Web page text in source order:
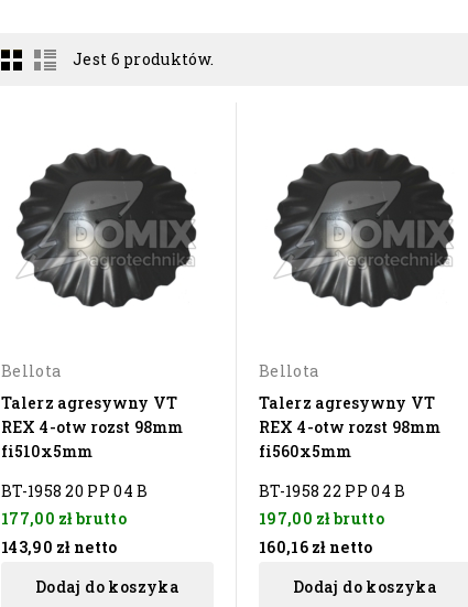
Jest 6 produktów.
Bellota
Talerz agresywny VT
REX 4-otw rozst 98mm
fi510x5mm
BT-1958 20 PP 04 B
177,00 złbrutto
143,90 zł netto
Dodaj do koszyka
Bellota
Talerz agresywny VT
REX 4-otw rozst 98mm
fi560x5mm
BT-1958 22 PP 04 B
197,00 złbrutto
160,16 zł netto
Dodaj do koszyka